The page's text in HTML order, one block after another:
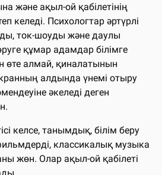
және ақыл-ой қабілетінің
келеді. Психологтар әртүрлі
ток-шоуды және даулы
құмар адамдар білімге
өте алмай, қиналатынын
алдында үнемі отыру
әкеледі деген
келсе, танымдық, білім беру
классикалық музыка
жөн. Олар ақыл-ой қабілеті